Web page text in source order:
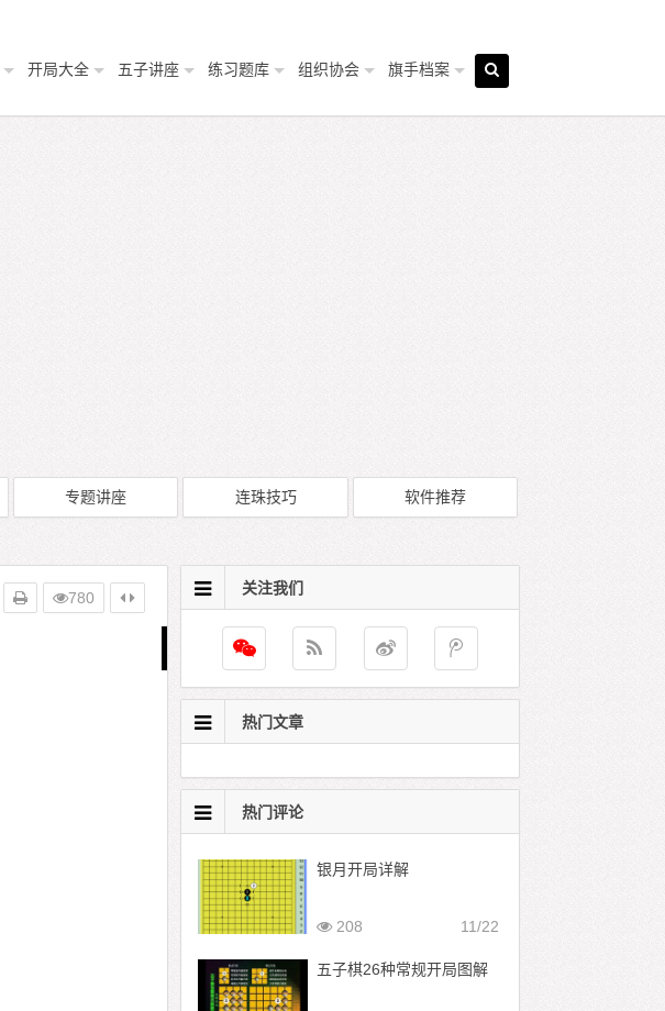
开局大全 五子讲座 练习题库 组织协会 旗手档案
专题讲座 连珠技巧 软件推荐
780
关注我们
热门文章
热门评论
银月开局详解
11/22
208
五子棋26种常规开局图解